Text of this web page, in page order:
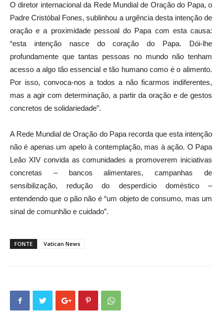
O diretor internacional da Rede Mundial de Oração do Papa, o
Padre Cristóbal Fones, sublinhou a urgência desta intenção de
oração e a proximidade pessoal do Papa com esta causa:
“esta intenção nasce do coração do Papa. Dói-lhe
profundamente que tantas pessoas no mundo não tenham
acesso a algo tão essencial e tão humano como é o alimento.
Por isso, convoca-nos a todos a não ficarmos indiferentes,
mas a agir com determinação, a partir da oração e de gestos
concretos de solidariedade”.
A Rede Mundial de Oração do Papa recorda que esta intenção
não é apenas um apelo à contemplação, mas à ação. O Papa
Leão XIV convida as comunidades a promoverem iniciativas
concretas – bancos alimentares, campanhas de
sensibilização, redução do desperdício doméstico –
entendendo que o pão não é “um objeto de consumo, mas um
sinal de comunhão e cuidado”.
FONTE Vatican News